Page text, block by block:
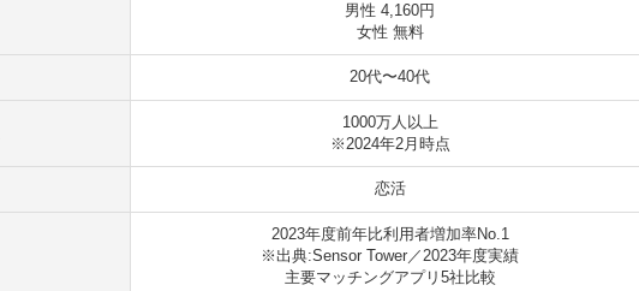
男性 4,160円
女性 無料
20代〜40代
1000万人以上
※2024年2月時点
恋活
2023年度前年比利用者増加率No.1
※出典:Sensor Tower／2023年度実績
主要マッチングアプリ5社比較